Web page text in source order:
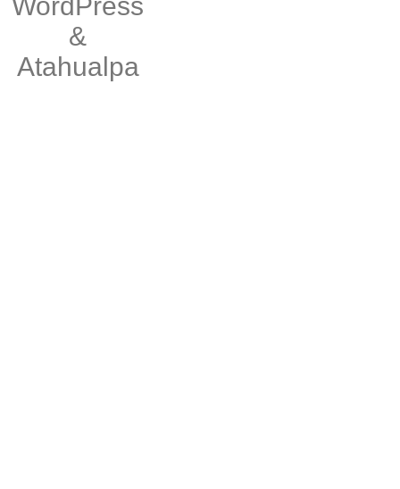
&
Atahualpa